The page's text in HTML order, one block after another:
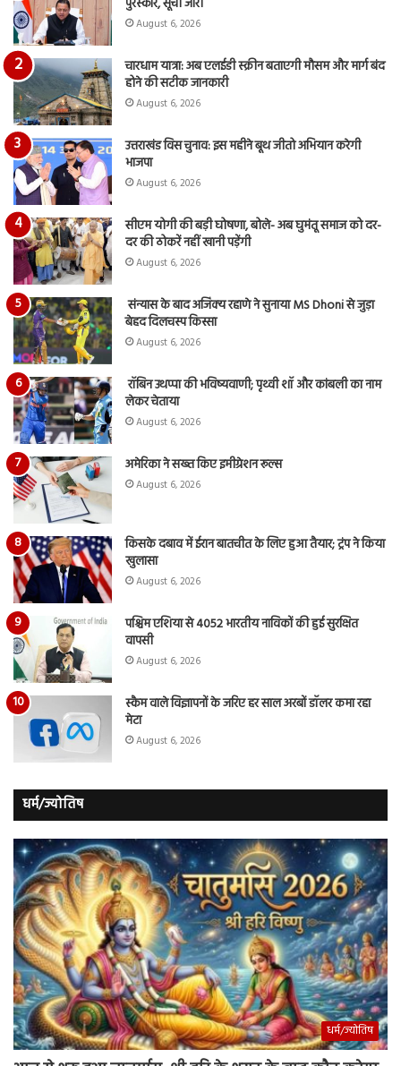
पुरस्कार, सूची जारी
August 6, 2026
चारधाम यात्रा: अब एलईडी स्क्रीन बताएगी मौसम और मार्ग बंद
होने की सटीक जानकारी
August 6, 2026
उत्तराखंड विस चुनाव: इस महीने बूथ जीतो अभियान करेगी
भाजपा
August 6, 2026
सीएम योगी की बड़ी घोषणा, बोले- अब घुमंतू समाज को दर-
दर की ठोकरें नहीं खानी पड़ेंगी
August 6, 2026
संन्यास के बाद अजिंक्‍य रहाणे ने सुनाया MS Dhoni से जुड़ा
बेहद दिलचस्प किस्सा
August 6, 2026
रॉबिन उथप्पा की भविष्यवाणी; पृथ्वी शॉ और कांबली का नाम
लेकर चेताया
August 6, 2026
अमेरिका ने सख्त किए इमीग्रेशन रूल्स
August 6, 2026
किसके दबाव में ईरान बातचीत के लिए हुआ तैयार; ट्रंप ने किया
खुलासा
August 6, 2026
पश्चिम एशिया से 4052 भारतीय नाविकों की हुई सुरक्षित
वापसी
August 6, 2026
स्कैम वाले विज्ञापनों के जरिए हर साल अरबों डॉलर कमा रहा
मेटा
August 6, 2026
धर्म/ज्योतिष
धर्म/ज्योतिष